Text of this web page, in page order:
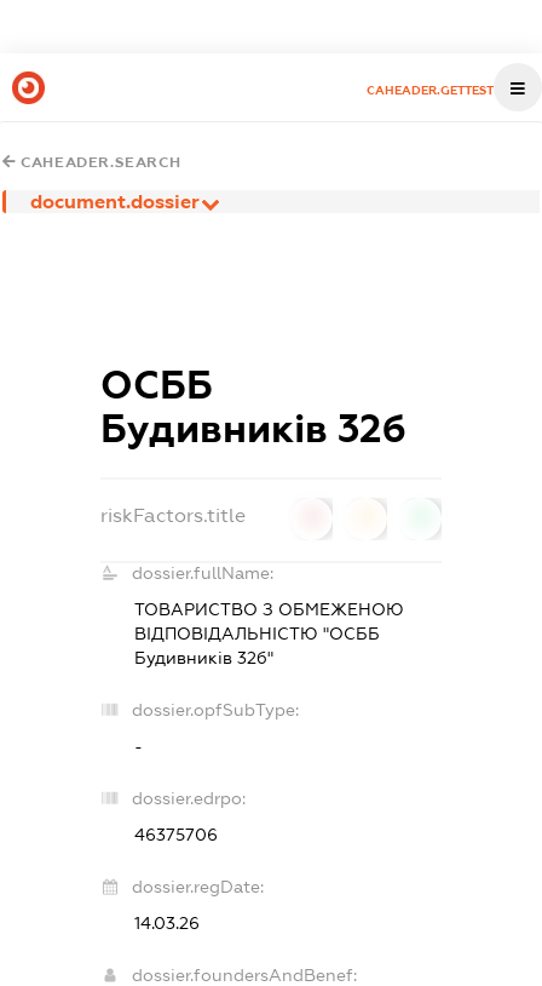
CAHEADER.GETTEST
CAHEADER.SEARCH
document.dossier
ОСББ
Будивників 32б
riskFactors.title
dossier.fullName:
ТОВАРИСТВО З ОБМЕЖЕНОЮ
ВІДПОВІДАЛЬНІСТЮ "ОСББ
Будивників 32б"
dossier.opfSubType:
-
dossier.edrpo:
46375706
dossier.regDate:
14.03.26
dossier.foundersAndBenef: